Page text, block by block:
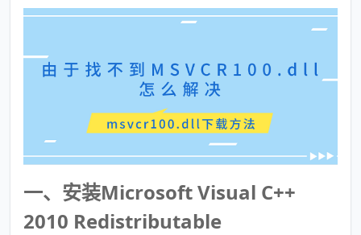
一、安装Microsoft Visual C++
2010 Redistributable